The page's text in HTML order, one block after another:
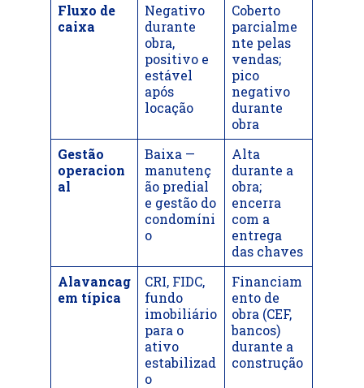
Fluxo de
caixa
Negativo
durante
obra,
positivo e
estável
após
locação
Coberto
parcialme
nte pelas
vendas;
pico
negativo
durante
obra
Gestão
operacion
al
Baixa —
manutenç
ão predial
e gestão do
condomíni
o
Alta
durante a
obra;
encerra
com a
entrega
das chaves
Alavancag
em típica
CRI, FIDC,
fundo
imobiliário
para o
ativo
estabilizad
o
Financiam
ento de
obra (CEF,
bancos)
durante a
construção